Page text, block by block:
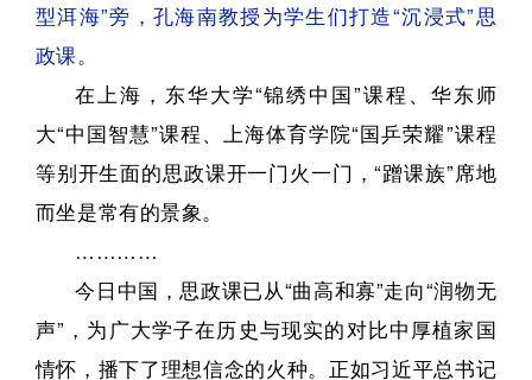
型洱海”旁，孔海南教授为学生们打造“沉浸式”思
政课。
在上海，东华大学“锦绣中国”课程、华东师
大“中国智慧”课程、上海体育学院“国乒荣耀”课程
等别开生面的思政课开一门火一门，“蹭课族”席地
而坐是常有的景象。
…………
今日中国，思政课已从“曲高和寡”走向“润物无
声”，为广大学子在历史与现实的对比中厚植家国
情怀，播下了理想信念的火种。正如习近平总书记